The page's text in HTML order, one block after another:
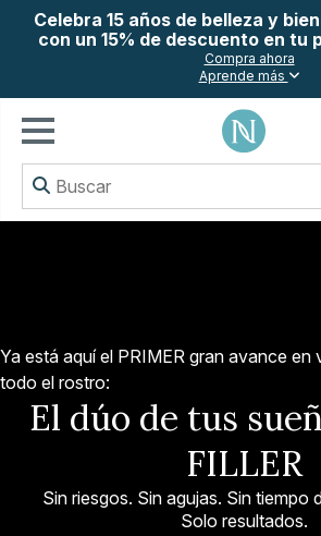
Celebra 15 años de belleza y
con un 15% de descuento en tu
Compra ahora
Aprende más
Ya está aquí el PRIMER gran avance en
todo el rostro:
El dúo de tus
FILLER
Sin riesgos. Sin agujas. Sin tiempo
Solo resultados.